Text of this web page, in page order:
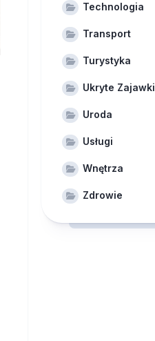
Technologia
Transport
Turystyka
Ukryte Zajawki
Uroda
Usługi
Wnętrza
Zdrowie